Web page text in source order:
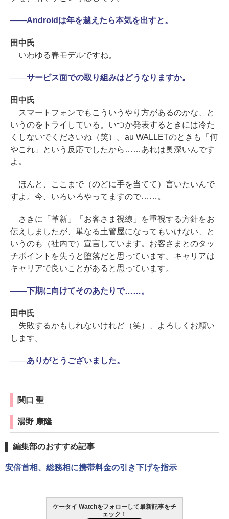
――Androidは年を越えたら本気を出すと。
田中氏
いわゆる春モデルですね。
――サービス面での取り組みはどうなりますか。
田中氏
スマートフォンでもこういうやり方があるのかな、と
いうのをトライしている。いつか発表するときには冷た
くしないでくださいね（笑）。au WALLETのときも「何
やこれ」という反応でしたから……あれは奥深いんです
よ。
ほんと、ここまで（のどに手を当てて）言いたいんで
すよ。今、いろいろやってますので……。
さきに「革新」「お客さま視線」を重視する方針をお
伝えしましたが、単なる土管屋になってもいけない、と
いうのも（社内で）宣言しています。お客さまとのタッ
チポイントを失うと堕落だと思っています。キャリアは
キャリアで良いことがあると思っています。
――下期に向けてそのあたりで……。
田中氏
失敗するかもしれないけれど（笑）、よろしくお願い
します。
――ありがとうございました。
関口 聖
湯野 康隆
編集部のおすすめ記事
安倍首相、総務相に携帯料金の引き下げを指示
ケータイ Watchをフォローして最新記事をチ
ェック！